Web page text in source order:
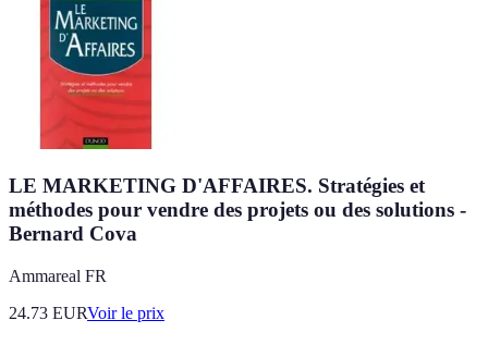
LE MARKETING D'AFFAIRES. Stratégies et
méthodes pour vendre des projets ou des solutions -
Bernard Cova
Ammareal FR
24.73 EURVoir le prix